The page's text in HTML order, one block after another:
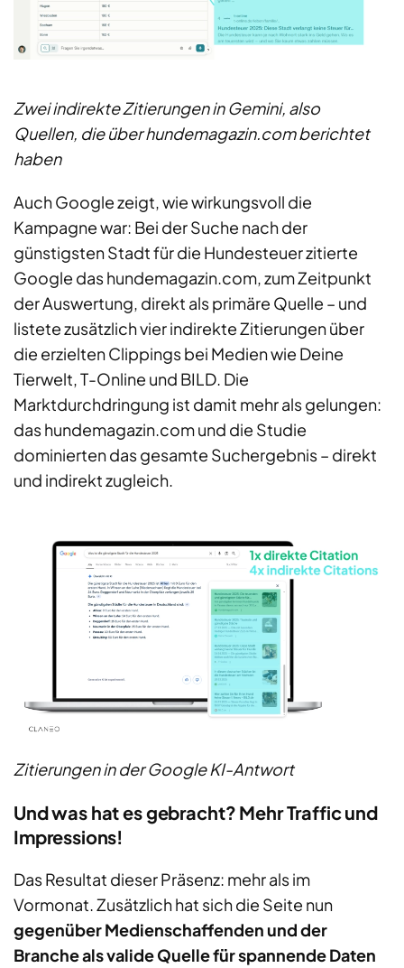
Zwei indirekte Zitierungen in Gemini, also
Quellen, die über hundemagazin.com berichtet
haben
Auch Google zeigt, wie wirkungsvoll die
Kampagne war: Bei der Suche nach der
günstigsten Stadt für die Hundesteuer zitierte
Google das hundemagazin.com, zum Zeitpunkt
der Auswertung, direkt als primäre Quelle – und
listete zusätzlich vier indirekte Zitierungen über
die erzielten Clippings bei Medien wie Deine
Tierwelt, T-Online und BILD. Die
Marktdurchdringung ist damit mehr als gelungen:
das hundemagazin.com und die Studie
dominierten das gesamte Suchergebnis – direkt
und indirekt zugleich.
Zitierungen in der Google KI-Antwort
Und was hat es gebracht? Mehr Traffic und
Impressions!
Das Resultat dieser Präsenz: mehr als im
Vormonat. Zusätzlich hat sich die Seite nun
gegenüber Medienschaffenden und der
Branche als valide Quelle für spannende Daten